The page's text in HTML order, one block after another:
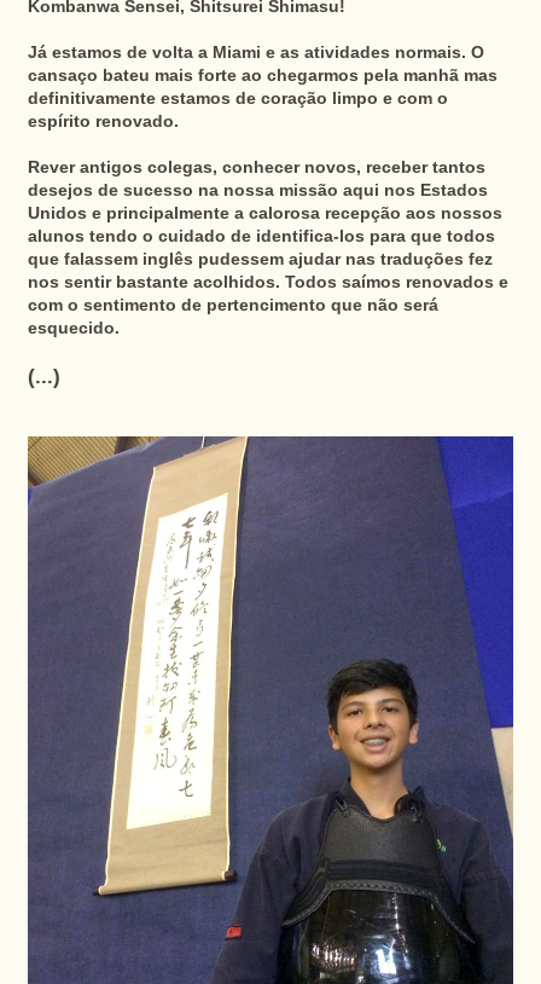
Kombanwa Sensei, Shitsurei Shimasu!
Já estamos de volta a Miami e as atividades normais. O
cansaço bateu mais forte ao chegarmos pela manhã mas
definitivamente estamos de coração limpo e com o
espírito renovado.
Rever antigos colegas, conhecer novos, receber tantos
desejos de sucesso na nossa missão aqui nos Estados
Unidos e principalmente a calorosa recepção aos nossos
alunos tendo o cuidado de identifica-los para que todos
que falassem inglês pudessem ajudar nas traduções fez
nos sentir bastante acolhidos. Todos saímos renovados e
com o sentimento de pertencimento que não será
esquecido.
(...)